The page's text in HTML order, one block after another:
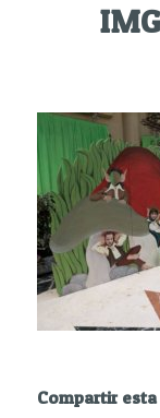
Compartir